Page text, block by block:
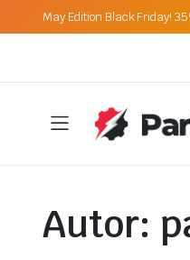
May Edition Black Friday!
Autor: